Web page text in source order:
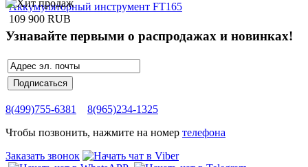
Аккумуляторный инструмент FT165
109 900 RUB
Узнавайте первыми о распродажах и новинках!
8(499)755-6381
8(965)234-1325
Чтобы позвонить, нажмите на номер телефона
Заказать звонок